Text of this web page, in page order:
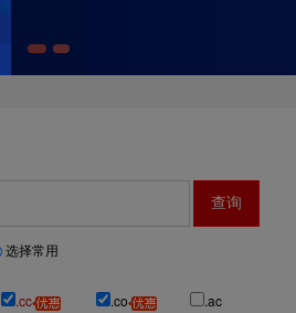
选择常用
.cc .co
.ac